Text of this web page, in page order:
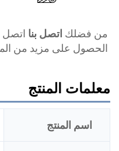
من فضلك اتصل بنا
الحصول على مزيد من
معلمات المنتج
اسم المنتج